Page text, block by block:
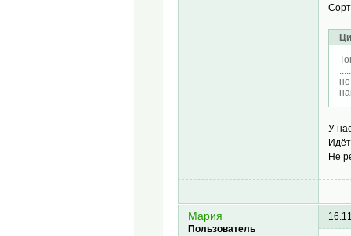
.....
У
Не
Мария
Пользователь